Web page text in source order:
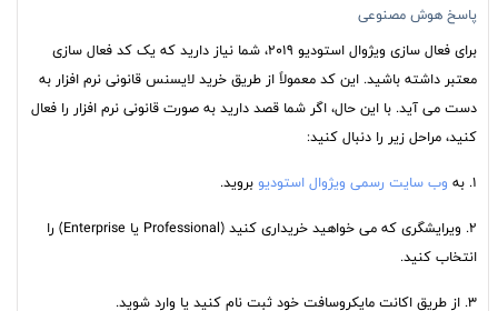
پاسخ هوش مصنوعی
برای فعال سازی ویژوال استودیو 2019، شما نیاز دارید که یک کد فعال سازی
معتبر داشته باشید. این کد معمولاً از طریق خرید لایسنس قانونی نرم افزار به
دست می آید. با این حال، اگر شما قصد دارید به صورت قانونی نرم افزار را فعال
کنید، مراحل زیر را دنبال کنید:
1. به
وب سایت رسمی ویژوال استودیوبروید.
2. ویرایشگری که می خواهید خریداری کنید (Professional یا Enterprise) را
انتخاب کنید.
3. از طریق اکانت مایکروسافت خود ثبت نام کنید یا وارد شوید.